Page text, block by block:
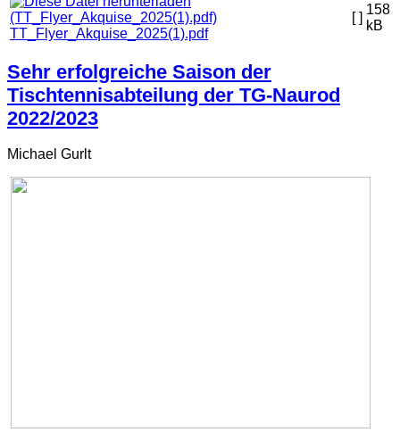
TT_Flyer_Akquise_2025(1).pdf
[ ]
158
kB
Sehr erfolgreiche Saison der
Tischtennisabteilung der TG-Naurod
2022/2023
Michael Gurlt